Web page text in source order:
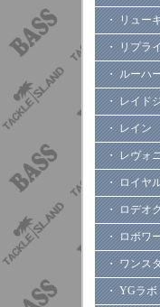
・ リュー
・ リプライ
・ ルーハ
・ レイド
・ レイン
・ レヴォ
・ ロイヤ
・ ロデオ
・ ロボワ
・ ワンス
・ YGラボ